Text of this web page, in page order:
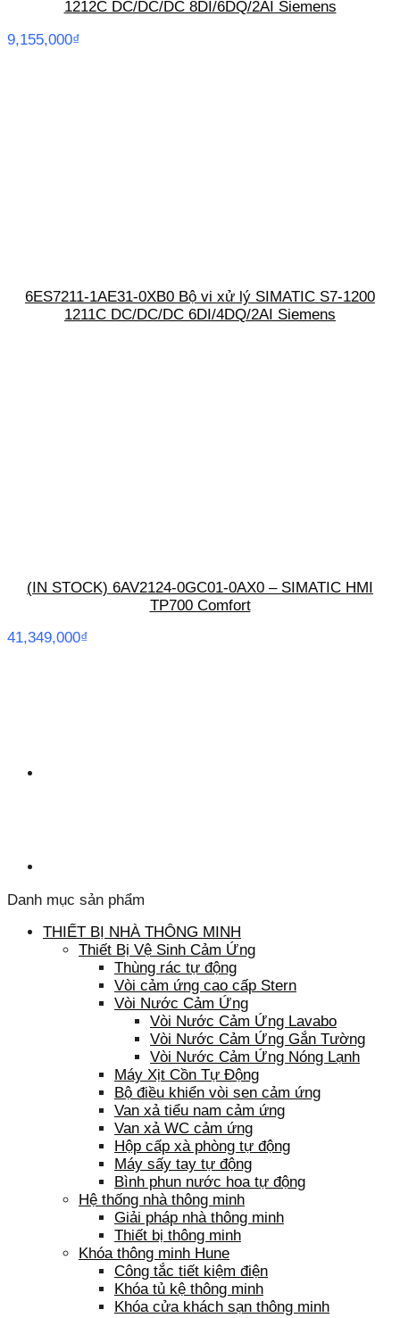
1212C DC/DC/DC 8DI/6DQ/2AI Siemens
9,155,000₫
6ES7211-1AE31-0XB0 Bộ vi xử lý SIMATIC S7-1200
1211C DC/DC/DC 6DI/4DQ/2AI Siemens
(IN STOCK) 6AV2124-0GC01-0AX0 – SIMATIC HMI
TP700 Comfort
41,349,000₫
Danh mục sản phẩm
THIẾT BỊ NHÀ THÔNG MINH
Thiết Bị Vệ Sinh Cảm Ứng
Thùng rác tự động
Vòi cảm ứng cao cấp Stern
Vòi Nước Cảm Ứng
Vòi Nước Cảm Ứng Lavabo
Vòi Nước Cảm Ứng Gắn Tường
Vòi Nước Cảm Ứng Nóng Lạnh
Máy Xịt Cồn Tự Động
Bộ điều khiển vòi sen cảm ứng
Van xả tiểu nam cảm ứng
Van xả WC cảm ứng
Hộp cấp xà phòng tự động
Máy sấy tay tự động
Bình phun nước hoa tự động
Hệ thống nhà thông minh
Giải pháp nhà thông minh
Thiết bị thông minh
Khóa thông minh Hune
Công tắc tiết kiệm điện
Khóa tủ kệ thông minh
Khóa cửa khách sạn thông minh